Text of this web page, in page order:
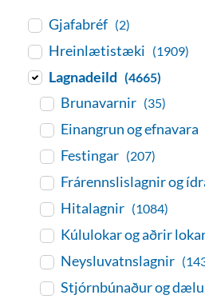
Gjafabréf (2)
Hreinlætistæki (1909)
Lagnadeild (4665)
Brunavarnir (35)
Einangrun og efnavara
Festingar (207)
Frárennslislagnir og
Hitalagnir (1084)
Kúlulokar og aðrir
Neysluvatnslagnir
Stjórnbúnaður og